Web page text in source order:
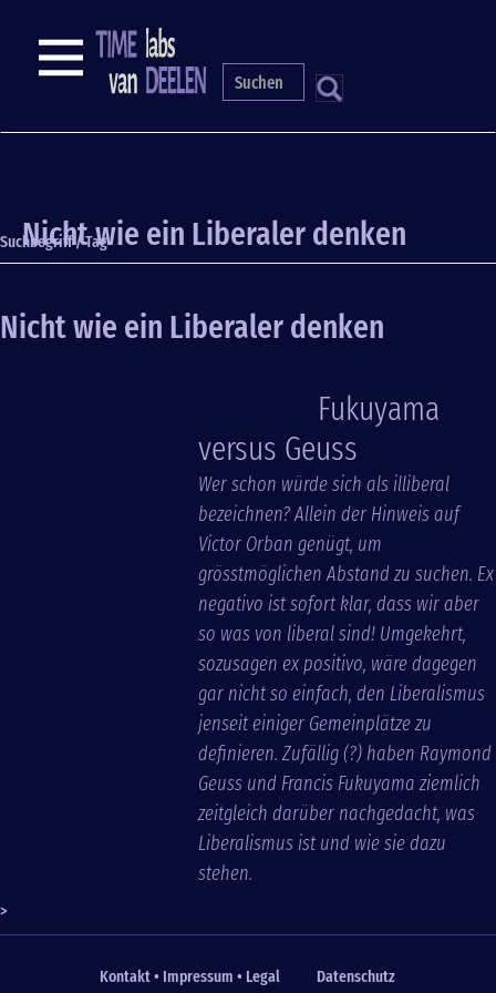
S
NAVIGATION
Nicht wie ein Liberaler denken
Suchbegriff / Tag
Nicht wie ein Liberaler denken
Fukuyama
versus Geuss
Wer schon würde sich als illiberal
bezeichnen? Allein der Hinweis auf
Victor Orban genügt, um
grösstmöglichen Abstand zu suchen. Ex
negativo ist sofort klar, dass wir aber
so was von liberal sind! Umgekehrt,
sozusagen ex positivo, wäre dagegen
gar nicht so einfach, den Liberalismus
jenseit einiger Gemeinplätze zu
definieren. Zufällig (?) haben Raymond
Geuss und Francis Fukuyama ziemlich
zeitgleich darüber nachgedacht, was
Liberalismus ist und wie sie dazu
stehen.
>
Kontakt • Impressum • Legal Datenschutz